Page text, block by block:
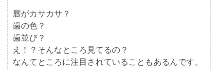
唇がカサカサ？
歯の色？
歯並び？
え！？そんなところ見てるの？
なんてところに注目されていることもあるんです。